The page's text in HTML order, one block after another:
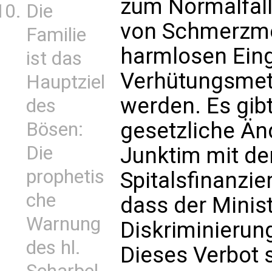
Die
Familie
ist das
Hauptziel
des
Bösen:
Die
prophetis
che
Warnung
des hl.
zum
von
harmlosen
werden. Es
gesetzliche
Junktim mit
dass der
Dieses Verbot